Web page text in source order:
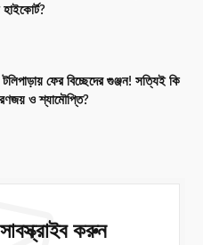
টলিপাড়ায় ফের বিচ্ছেদের গুঞ্জন! সত্যিই কি
ও শ্যামৌপ্তি?
করুন